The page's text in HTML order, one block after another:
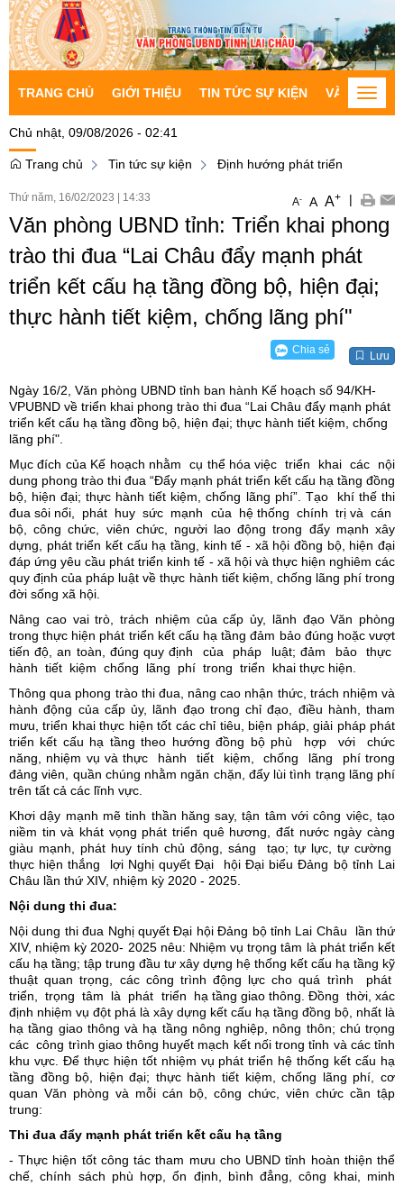
TRANG CHỦ GIỚI THIỆU TIN TỨC SỰ KIỆN VĂN BẢNToggle
Chủ nhật, 09/08/2026 - 02:41
Trang chủ Tin tức sự kiện Định hướng phát triển
Thứ năm, 16/02/2023 14:33 A- A A+ |
Văn phòng UBND tỉnh: Triển khai phong
trào thi đua “Lai Châu đẩy mạnh phát
triển kết cấu hạ tầng đồng bộ, hiện đại;
thực hành tiết kiệm, chống lãng phí"
Chia sẻ Lưu
Ngày 16/2, Văn phòng UBND tỉnh ban hành Kế hoạch số 94/KH-
VPUBND về triển khai phong trào thi đua “Lai Châu đẩy mạnh phát
triển kết cấu hạ tầng đồng bộ, hiện đại; thực hành tiết kiệm, chống
lãng phí".
Mục đích của Kế hoạch nhằm cụ thể hóa việc triển khai các nội
dung phong trào thi đua “Đẩy mạnh phát triển kết cấu hạ tầng đồng
bộ, hiện đại; thực hành tiết kiệm, chống lãng phí”. Tạo khí thế thi
đua sôi nổi, phát huy sức mạnh của hệ thống chính trị và cán
bộ, công chức, viên chức, người lao động trong đẩy mạnh xây
dựng, phát triển kết cấu hạ tầng, kinh tế - xã hội đồng bộ, hiện đại
đáp ứng yêu cầu phát triển kinh tế - xã hội và thực hiện nghiêm các
quy định của pháp luật về thực hành tiết kiệm, chống lãng phí trong
đời sống xã hội.
Nâng cao vai trò, trách nhiệm của cấp ủy, lãnh đạo Văn phòng
trong thực hiện phát triển kết cấu hạ tầng đảm bảo đúng hoặc vượt
tiến độ, an toàn, đúng quy định của pháp luật; đảm bảo thực
hành tiết kiệm chống lãng phí trong triển khai thực hiện.
Thông qua phong trào thi đua, nâng cao nhận thức, trách nhiệm và
hành động của cấp ủy, lãnh đạo trong chỉ đạo, điều hành, tham
mưu, triển khai thực hiện tốt các chỉ tiêu, biện pháp, giải pháp phát
triển kết cấu hạ tầng theo hướng đồng bộ phù hợp với chức
năng, nhiệm vụ và thực hành tiết kiệm, chống lãng phí trong
đảng viên, quần chúng nhằm ngăn chặn, đẩy lùi tình trạng lãng phí
trên tất cả các lĩnh vực.
Khơi dậy mạnh mẽ tinh thần hăng say, tận tâm với công việc, tạo
niềm tin và khát vọng phát triển quê hương, đất nước ngày càng
giàu mạnh, phát huy tính chủ động, sáng tạo; tự lực, tự cường
thực hiện thắng lợi Nghị quyết Đại hội Đại biểu Đảng bộ tỉnh Lai
Châu lần thứ XIV, nhiệm kỳ 2020 - 2025.
Nội dung thi đua:
Nội dung thi đua Nghị quyết Đại hội Đảng bộ tỉnh Lai Châu lần thứ
XIV, nhiệm kỳ 2020- 2025 nêu: Nhiệm vụ trọng tâm là phát triển kết
cấu hạ tầng; tập trung đầu tư xây dựng hệ thống kết cấu hạ tầng kỹ
thuật quan trọng, các công trình động lực cho quá trình phát
triển, trọng tâm là phát triển hạ tầng giao thông. Đồng thời, xác
định nhiệm vụ đột phá là xây dựng kết cấu hạ tầng đồng bộ, nhất là
hạ tầng giao thông và hạ tầng nông nghiệp, nông thôn; chú trọng
các công trình giao thông huyết mạch kết nối trong tỉnh và các tỉnh
khu vực. Để thực hiện tốt nhiệm vụ phát triển hệ thống kết cấu hạ
tầng đồng bộ, hiện đại; thực hành tiết kiệm, chống lãng phí, cơ
quan Văn phòng và mỗi cán bộ, công chức, viên chức cần tập
trung:
Thi đua đẩy mạnh phát triển kết cấu hạ tầng
- Thực hiện tốt công tác tham mưu cho UBND tỉnh hoàn thiện thể
chế, chính sách phù hợp, ổn định, bình đẳng, công khai, minh